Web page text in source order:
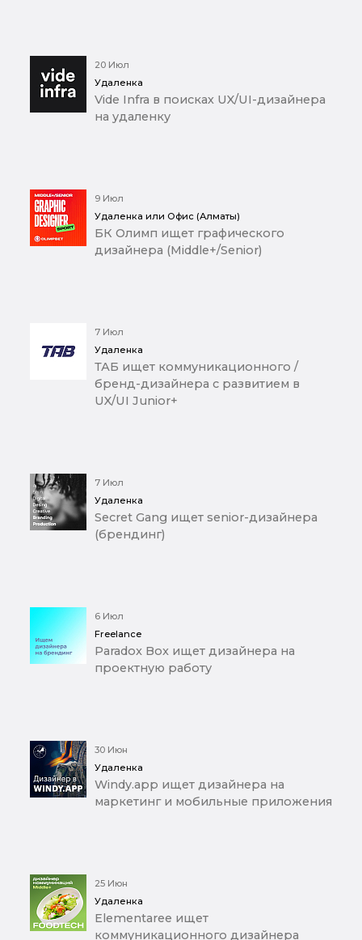
20 Июл
Удаленка
Vide Infra в поисках UX/UI-дизайнера
на удаленку
9 Июл
Удаленка или Офис (Алматы)
БК Олимп ищет графического
дизайнера (Middle+/Senior)
7 Июл
Удаленка
ТАБ ищет коммуникационного /
бренд-дизайнера с развитием в
UX/UI Junior+
7 Июл
Удаленка
Secret Gang ищет senior-дизайнера
(брендинг)
6 Июл
Freelance
Paradox Box ищет дизайнера на
проектную работу
30 Июн
Удаленка
Windy.app ищет дизайнера на
маркетинг и мобильные приложения
25 Июн
Удаленка
Elementaree ищет
коммуникационного дизайнера